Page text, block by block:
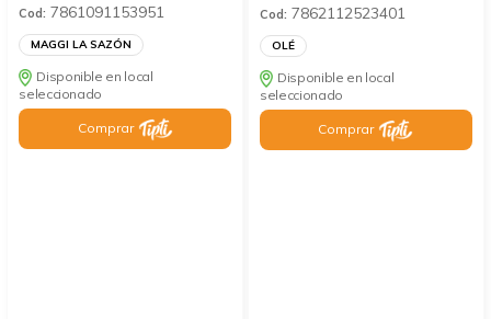
Cod: 7861091153951
MAGGI LA SAZÓN
Disponible en local
seleccionado
Comprar
Cod: 7862112523401
OLÉ
Disponible en local
seleccionado
Comprar